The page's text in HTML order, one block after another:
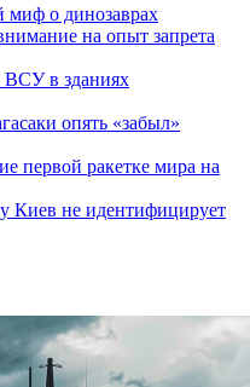
миф о динозаврах
на опыт запрета
ВСУ в зданиях
опять «забыл»
первой ракетке мира на
Киев не идентифицирует